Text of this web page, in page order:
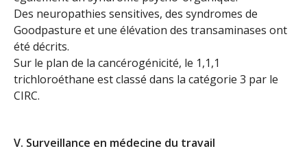
Des neuropathies sensitives, des syndromes de
Goodpasture et une élévation des transaminases ont
été décrits.
Sur le plan de la cancérogénicité, le 1,1,1
trichloroéthane est classé dans la catégorie 3 par le
CIRC.
V. Surveillance en médecine du travail